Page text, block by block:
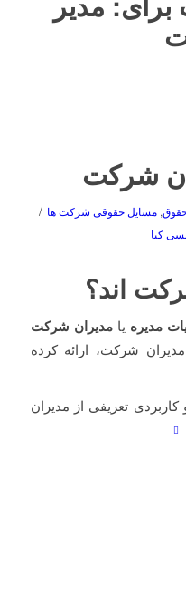
شرکت
, مسایل حقوقی شرکت ها /
کیا
اند؟
مدیره یامدیران شرکت
شرکت، ارائه کرده
کاربردی تعریفی از مدیران